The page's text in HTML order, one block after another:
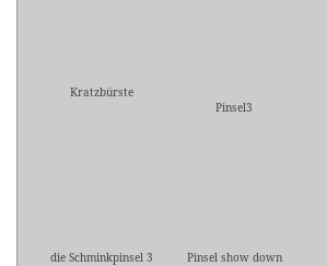
Kratzbürste
Pinsel3
die Schminkpinsel 3
Pinsel show down